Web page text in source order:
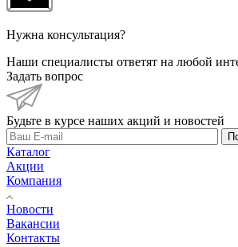
Нужна консультация?
Наши специалисты ответят на любой
Задать вопрос
Будьте в курсе наших акций и новостей
Каталог
Акции
Компания
Новости
Вакансии
Контакты